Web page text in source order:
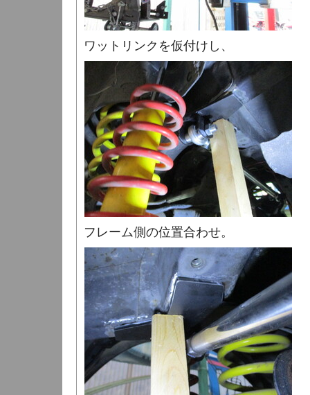
ワットリンクを仮付けし、
フレーム側の位置合わせ。